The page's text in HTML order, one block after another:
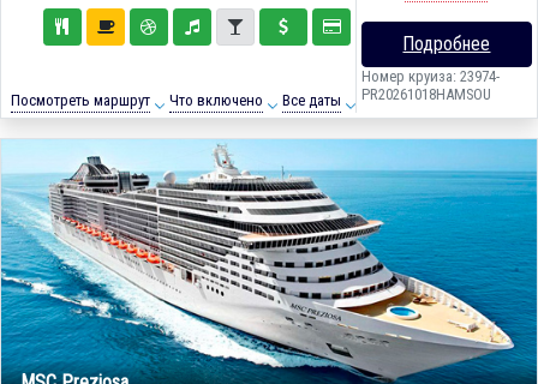
Посмотреть маршрут Что включено Все даты
Подробнее
Номер круиза: 23974-
PR20261018HAMSOU